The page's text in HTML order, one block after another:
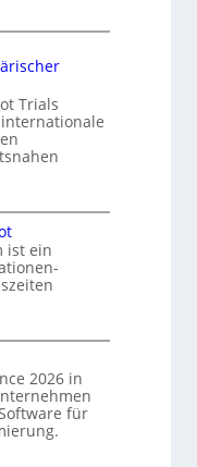
Trials
internationale
ist ein
2026 in
für